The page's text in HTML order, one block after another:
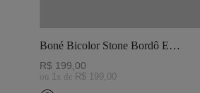
Boné Bicolor Stone Bordô E
R$ 199,00
ou 1x de R$ 199, 00